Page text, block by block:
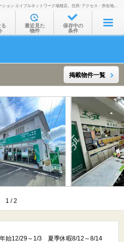
屋を探す
沿線・駅から
通勤通学時間から
物件特集から
不動産会社から
TOP
賃貸マンション･アパート探しなら株式会社賃貸ステーション エイブルネットワーク瑞穂店。住所･アクセス・所在地・地図・営業時間・定休日・電話番号などを掲載。
最近見た
物件
保存中の
条件
掲載物件一覧
1 /2
始12/29～1/3 夏季休暇8/12～8/14